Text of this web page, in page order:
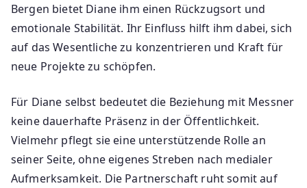
Bergen bietet Diane ihm einen Rückzugsort und
emotionale Stabilität. Ihr Einfluss hilft ihm dabei, sich
auf das Wesentliche zu konzentrieren und Kraft für
neue Projekte zu schöpfen.
Für Diane selbst bedeutet die Beziehung mit Messner
keine dauerhafte Präsenz in der Öffentlichkeit.
Vielmehr pflegt sie eine unterstützende Rolle an
seiner Seite, ohne eigenes Streben nach medialer
Aufmerksamkeit. Die Partnerschaft ruht somit auf